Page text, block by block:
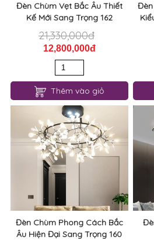
Đèn Chùm Vẹt Bắc Âu Thiết
Kế Mới Sang Trọng 162
21,330,000đ
12,800,000đ
Thêm vào giỏ
Đèn
Đèn Chùm Phong Cách Bắc
Âu Hiện Đại Sang Trọng 160